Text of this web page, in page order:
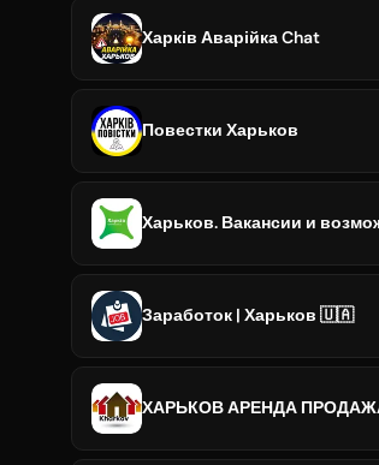
Харків Аварійка Chat
Повестки Харьков
Харьков. Вакансии и
Заработок | Харьков 🇺🇦
ХАРЬКОВ АРЕНДА